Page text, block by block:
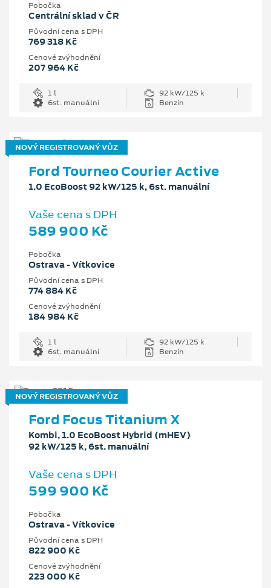
Pobočka
Centrální sklad v ČR
Původní cena s DPH
769 318 Kč
Cenové zvýhodnění
207 964 Kč
1 l
92 kW/125 k
6st. manuální
Benzín
NOVÝ REGISTROVANÝ VŮZ
Ford Tourneo Courier Active
1.0 EcoBoost 92 kW/125 k, 6st. manuální
Vaše cena s DPH
589 900 Kč
Pobočka
Ostrava - Vítkovice
Původní cena s DPH
774 884 Kč
Cenové zvýhodnění
184 984 Kč
1 l
92 kW/125 k
6st. manuální
Benzín
NOVÝ REGISTROVANÝ VŮZ
Ford Focus Titanium X
Kombi, 1.0 EcoBoost Hybrid (mHEV)
92 kW/125 k, 6st. manuální
Vaše cena s DPH
599 900 Kč
Pobočka
Ostrava - Vítkovice
Původní cena s DPH
822 900 Kč
Cenové zvýhodnění
223 000 Kč